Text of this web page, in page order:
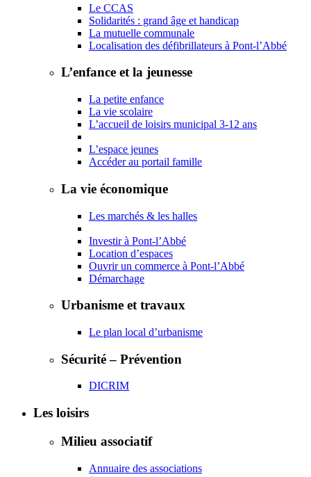
Le CCAS
Solidarités : grand âge et handicap
La mutuelle communale
Localisation des défibrillateurs à Pont-l’Abbé
L’enfance et la jeunesse
La petite enfance
La vie scolaire
L’accueil de loisirs municipal 3-12 ans
L’espace jeunes
Accéder au portail famille
La vie économique
Les marchés & les halles
Investir à Pont-l’Abbé
Location d’espaces
Ouvrir un commerce à Pont-l’Abbé
Démarchage
Urbanisme et travaux
Le plan local d’urbanisme
Sécurité – Prévention
DICRIM
Les loisirs
Milieu associatif
Annuaire des associations